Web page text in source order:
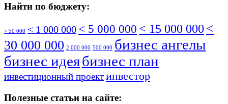
Найти по бюджету:
> 50 000 < 1 000 000 < 5 000 000 < 15 000 000 <
30 000 000 2 000 000 500 000 бизнес ангелы
бизнес идеябизнес план
инвестиционный проект инвестор
Полезные статьи на сайте: